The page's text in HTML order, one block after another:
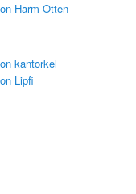
Harm Otten
kantorkel
Lipfi